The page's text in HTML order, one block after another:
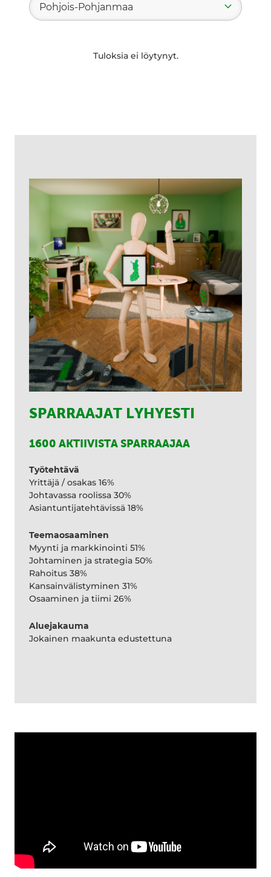
Pohjois-Pohjanmaa
Tuloksia ei löytynyt.
SPARRAAJAT LYHYESTI
1600 AKTIIVISTA SPARRAAJAA
Työtehtävä
Yrittäjä / osakas 16%
Johtavassa roolissa 30%
Asiantuntijatehtävissä 18%
Teemaosaaminen
Myynti ja markkinointi 51%
Johtaminen ja strategia 50%
Rahoitus 38%
Kansainvälistyminen 31%
Osaaminen ja tiimi 26%
Aluejakauma
Jokainen maakunta edustettuna